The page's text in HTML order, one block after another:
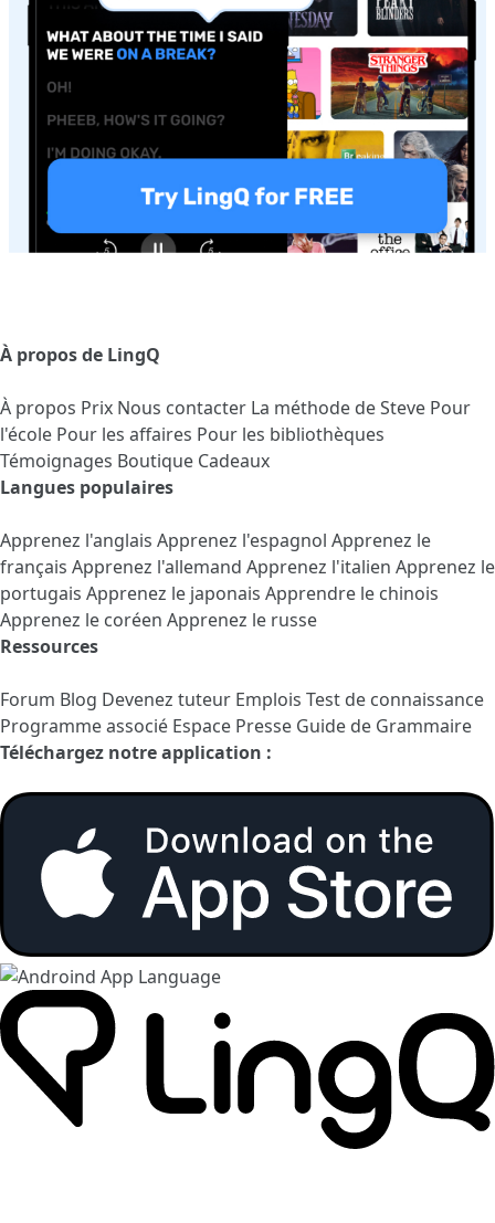
À propos de LingQ
À propos Prix Nous contacter La méthode de Steve Pour
l'école Pour les affaires Pour les bibliothèques
Témoignages Boutique Cadeaux
Langues populaires
Apprenez l'anglais Apprenez l'espagnol Apprenez le
français Apprenez l'allemand Apprenez l'italien Apprenez le
portugais Apprenez le japonais Apprendre le chinois
Apprenez le coréen Apprenez le russe
Ressources
Forum Blog Devenez tuteur Emplois Test de connaissance
Programme associé Espace Presse Guide de Grammaire
Téléchargez notre application :